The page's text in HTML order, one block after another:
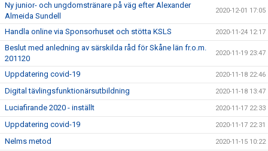
Ny junior- och ungdomstränare på väg efter Alexander
Almeida Sundell
2020-12-01 17:05
Handla online via Sponsorhuset och stötta KSLS 2020-11-24 12:17
Beslut med anledning av särskilda råd för Skåne län fr.o.m.
201120
2020-11-19 23:47
Uppdatering covid-19 2020-11-18 22:46
Digital tävlingsfunktionärsutbildning 2020-11-18 13:47
Luciafirande 2020 - inställt 2020-11-17 22:33
Uppdatering covid-19 2020-11-17 22:31
Nelms metod 2020-11-15 10:22